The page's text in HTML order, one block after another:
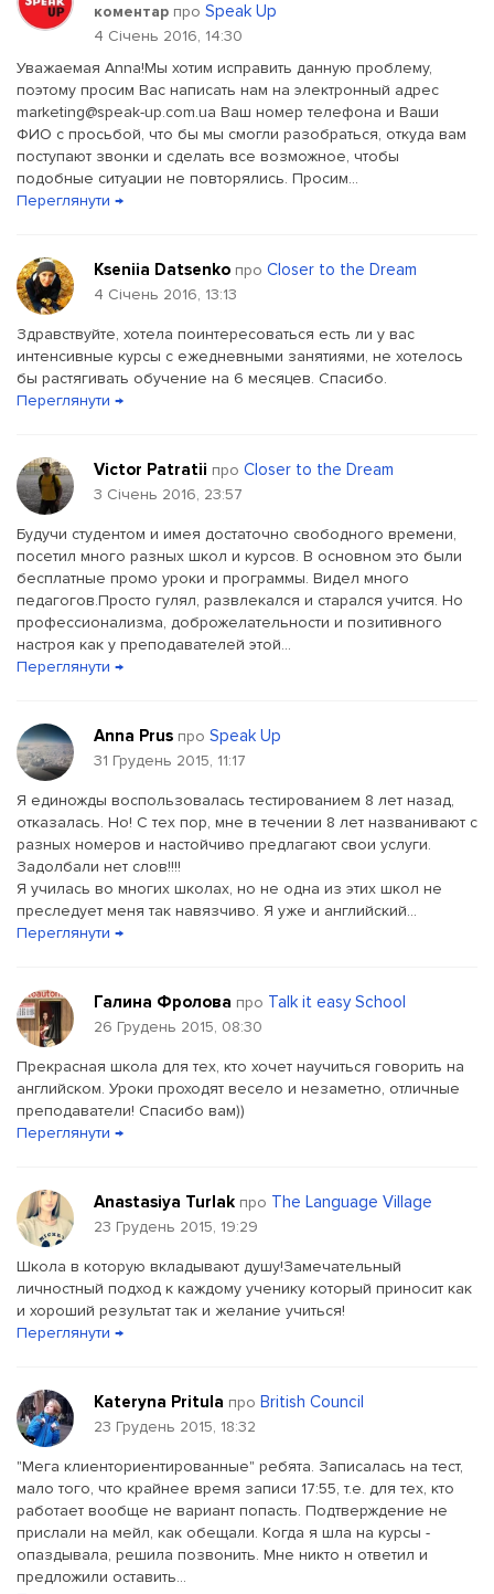
коментар про Speak Up
4 Січень 2016, 14:30
Уважаемая Аnnа!Мы хотим исправить данную проблему,
поэтому просим Вас написать нам на электронный адрес
marketing@speak-up.com.ua Ваш номер телефона и Ваши
ФИО с просьбой, что бы мы смогли разобраться, откуда вам
поступают звонки и сделать все возможное, чтобы
подобные ситуации не повторялись. Просим...
Переглянути →
Kseniia Datsenko про Closer to the Dream
4 Січень 2016, 13:13
Здравствуйте, хотела поинтересоваться есть ли у вас
интенсивные курсы с ежедневными занятиями, не хотелось
бы растягивать обучение на 6 месяцев. Спасибо.
Переглянути →
Victor Patratii про Closer to the Dream
3 Січень 2016, 23:57
Будучи студентом и имея достаточно свободного времени,
посетил много разных школ и курсов. В основном это были
бесплатные промо уроки и программы. Видел много
педагогов.Просто гулял, развлекался и старался учится. Но
профессионализма, доброжелательности и позитивного
настроя как у преподавателей этой...
Переглянути →
Anna Prus про Speak Up
31 Грудень 2015, 11:17
Я единожды воспользовалась тестированием 8 лет назад,
отказалась. Но! С тех пор, мне в течении 8 лет названивают с
разных номеров и настойчиво предлагают свои услуги.
Задолбали нет слов!!!!
Я училась во многих школах, но не одна из этих школ не
преследует меня так навязчиво. Я уже и английский...
Переглянути →
Галина Фролова про Talk it easy School
26 Грудень 2015, 08:30
Прекрасная школа для тех, кто хочет научиться говорить на
английском. Уроки проходят весело и незаметно, отличные
преподаватели! Спасибо вам))
Переглянути →
Anastasiya Turlak про The Language Village
23 Грудень 2015, 19:29
Школа в которую вкладывают душу!Замечательный
личностный подход к каждому ученику который приносит как
и хороший результат так и желание учиться!
Переглянути →
Kateryna Pritula про British Council
23 Грудень 2015, 18:32
"Мега клиенториентированные" ребята. Записалась на тест,
мало того, что крайнее время записи 17:55, т.е. для тех, кто
работает вообще не вариант попасть. Подтверждение не
прислали на мейл, как обещали. Когда я шла на курсы -
опаздывала, решила позвонить. Мне никто н ответил и
предложили оставить...